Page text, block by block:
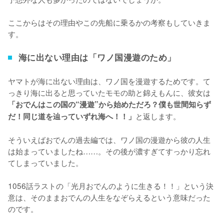
ここからはその理由やこの先船に乗るかの考察もしていきま
す。
海に出ない理由は「ワノ国漫遊のため」
ヤマトが海に出ない理由は、ワノ国を漫遊するためです。て
っきり海に出ると思っていたモモの助と錦えもんに、彼女は
「おでんはこの国の“漫遊”から始めただろ？僕も世間知らず
だ！同じ道を辿っていずれ海へ！！」 と返します。
そういえばおでんの過去編では、ワノ国の漫遊から彼の人生
は始まっていましたね……。その後が濃すぎてすっかり忘れ
てしまっていました。
1056話ラストの「光月おでんのように生きる！！」という決
意は、そのままおでんの人生をなぞらえるという意味だった
のです。